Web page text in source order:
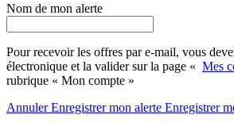
Nom de mon alerte
Pour recevoir les offres par e-mail, vous
électronique et la valider sur la page « Mes
rubrique « Mon compte »
AnnulerEnregistrer mon alerte Enregistrer